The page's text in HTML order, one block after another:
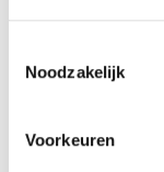
Noodzakelijk
Voorkeuren